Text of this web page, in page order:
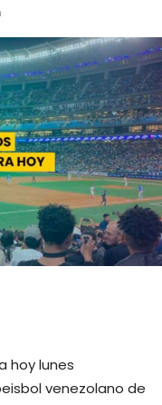
hoy lunes
venezolano de